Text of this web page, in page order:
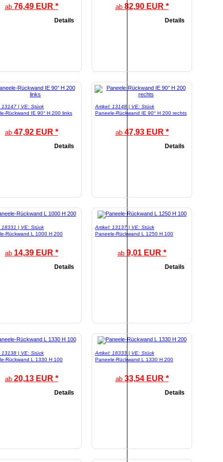
ab 76,49 EUR *
Details
ab 82,90 EUR *
Details
13147 | VE: Stück
Rückwand IE 90° H 200 links
ab 47,92 EUR *
Details
Artikel: 13148 | VE: Stück
Paneele-Rückwand IE 90° H 200 rechts
ab 47,93 EUR *
Details
18331 | VE: Stück
Rückwand L 1000 H 200
ab 14,39 EUR *
Details
Artikel: 13137 | VE: Stück
Paneele-Rückwand L 1250 H 100
ab 9,01 EUR *
Details
13138 | VE: Stück
Rückwand L 1330 H 100
ab 20,13 EUR *
Details
Artikel: 18333 | VE: Stück
Paneele-Rückwand L 1330 H 200
ab 33,54 EUR *
Details